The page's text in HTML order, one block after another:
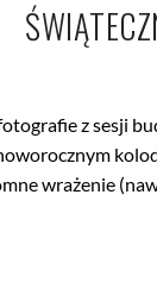
z sesji
wrażenie